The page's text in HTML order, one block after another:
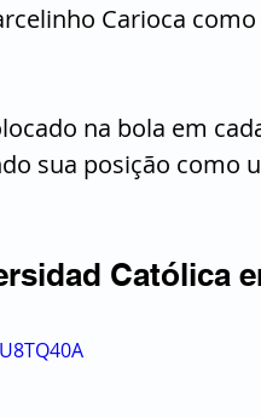
Carioca
na bola em
sua posição como
Católica